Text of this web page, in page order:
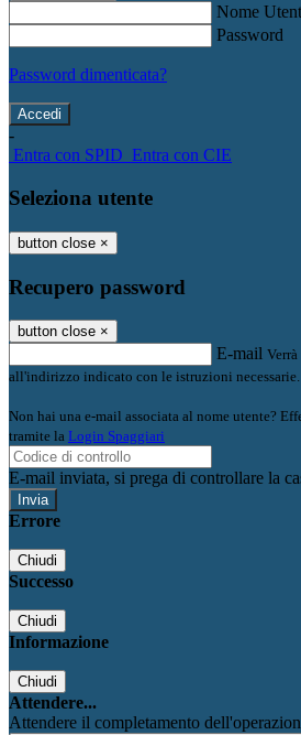
Nome
Password
Password dimenticata?
-
Entra con SPID Entra con CIE
Seleziona utente
button close ×
Recupero password
button close ×
E-mail
all'indirizzo indicato con le istruzioni necessarie.
Non hai una e-mail associata al nome utente?
tramite la Login Spaggiari
E-mail inviata, si prega di controllare la
Errore
Chiudi
Successo
Chiudi
Informazione
Chiudi
Attendere...
Attendere il completamento